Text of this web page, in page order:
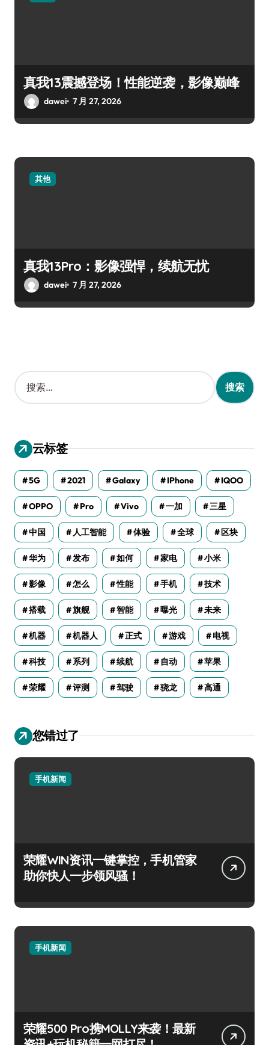
真我13震撼登场！性能逆袭，影像巅峰
dawei 7 月 27, 2026
其他
真我13Pro：影像强悍，续航无忧
dawei 7 月 27, 2026
搜
索
：
云标签
5G 2021 Galaxy IPhone IQOO
OPPO Pro Vivo 一加 三星
中国 人工智能 体验 全球 区块
华为 发布 如何 家电 小米
影像 怎么 性能 手机 技术
搭载 旗舰 智能 曝光 未来
机器 机器人 正式 游戏 电视
科技 系列 续航 自动 苹果
荣耀 评测 驾驶 骁龙 高通
您错过了
手机新闻
荣耀WIN资讯一键掌控，手机管家
助你快人一步领风骚！
手机新闻
荣耀500 Pro携MOLLY来袭！最新